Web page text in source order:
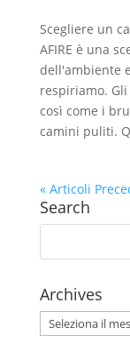
Scegliere un
AFIRE è una
dell'ambiente
respiriamo.
così come i
camini puliti.
« Articoli
Search
Archives
Archives